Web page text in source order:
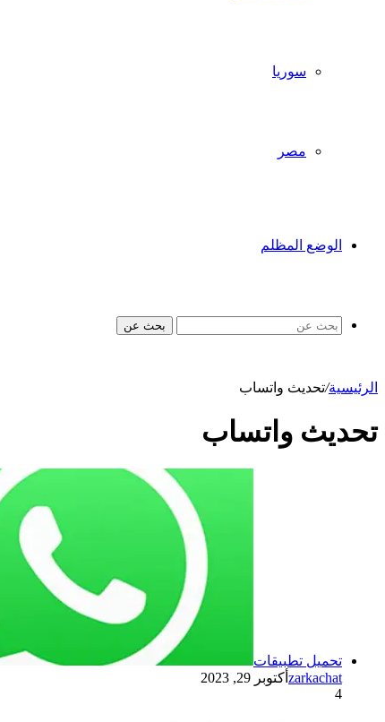
سوريا
مصر
الوضع المظلم
بحث عن
الرئيسية/تحديث واتساب
تحديث واتساب
تحميل تطبيقات
zarkachat أكتوبر 29, 2023
4